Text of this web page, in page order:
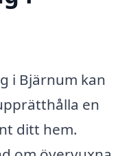
i Bjärnum kan
en
ditt hem.